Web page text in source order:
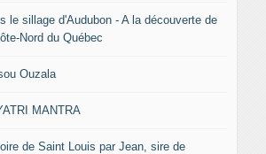
le sillage d'Audubon - A la découverte de
Nord du Québec
Ouzala
MANTRA
de Saint Louis par Jean, sire de